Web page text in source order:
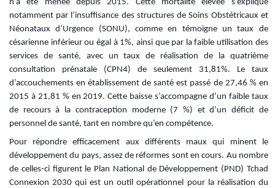
n’a été menée depuis 2015. Cette mortalité élevée s’explique
notamment par l’insuffisance des structures de Soins Obstétricaux et
Néonataux d’Urgence (SONU), comme en témoigne un taux de
césarienne inférieur ou égal à 1%, ainsi que par la faible utilisation des
services de santé, avec un taux de réalisation de la quatrième
consultation prénatale (CPN4) de seulement 31,81%. Le taux
d’accouchements en établissement de santé est passé de 27,46 % en
2015 à 21,81 % en 2019. Cette baisse s’accompagne d’un faible taux
de recours à la contraception moderne (7 %) et d’un déficit de
personnel de santé, tant en nombre qu’en compétence.
Pour répondre efficacement aux différents maux qui minent le
développement du pays, assez de réformes sont en cours. Au nombre
de celles-ci figurent le Plan National de Développement (PND) Tchad
Connexion 2030 qui est un outil opérationnel pour la réalisation du